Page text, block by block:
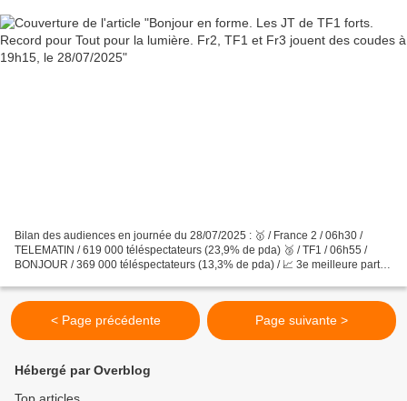
Bilan des audiences en journée du 28/07/2025 : 🥇 / France 2 / 06h30 /
TELEMATIN / 619 000 téléspectateurs (23,9% de pda) 🥉 / TF1 / 06h55 /
BONJOUR / 369 000 téléspectateurs (13,3% de pda) / 📈 3e meilleure part
< Page précédente Page suivante >
Hébergé par Overblog